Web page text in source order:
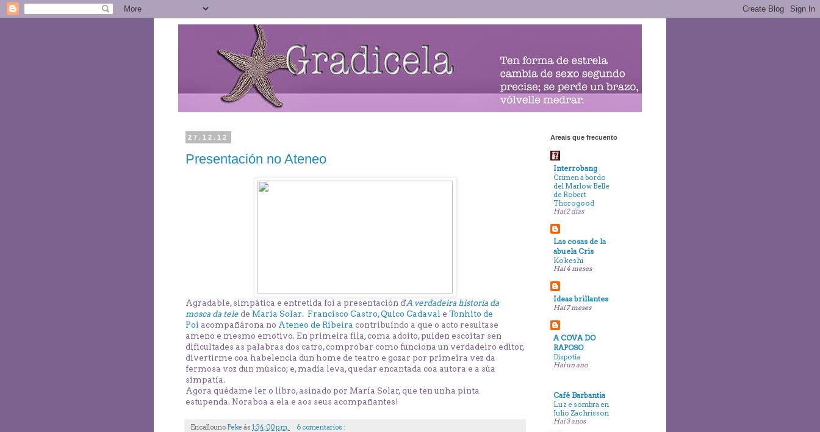
27.12.12
Presentación no Ateneo
Agradable, simpática e entretida foi a presentación d'A verdadeira historia da
mosca da telede María Solar. Francisco Castro,Quico Cadaval e Tonhito de
Poi acompañárona no Ateneo de Ribeira contribuíndo a que o acto resultase
ameno e mesmo emotivo. En primeira fila, coma adoito, puiden escoitar sen
dificultades as palabras dos catro, comprobar como funciona un verdadeiro editor,
divertirme coa habelencia dun home de teatro e gozar por primeira vez da
fermosa voz dun músico; e, madía leva, quedar encantada coa autora e a súa
simpatía.
Agora quédame ler o libro, asinado por María Solar, que ten unha pinta
estupenda. Noraboa a ela e aos seus acompañantes!
Encallouno Peke ás 1:34:00 p.m.
6 comentarios :
Areais que frecuento
Interrobang
Crimen a bordo
del Marlow Belle
de Robert
Thorogood
Hai 2 días
Las cosas de la
abuela Cris
Kokeshi
Hai 4 meses
Ideas brillantes
Hai 7 meses
A COVA DO
RAPOSO
Dispotía
Hai un ano
Café Barbantia
Luz e sombra en
Julio Zachrisson
Hai 3 anos